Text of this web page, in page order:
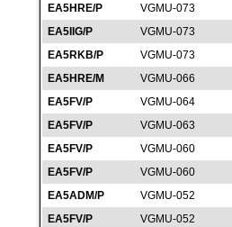
EA5HRE/P
VGMU-073
EA5IIG/P
VGMU-073
EA5RKB/P
VGMU-073
EA5HRE/M
VGMU-066
EA5FV/P
VGMU-064
EA5FV/P
VGMU-063
EA5FV/P
VGMU-060
EA5FV/P
VGMU-060
EA5ADM/P
VGMU-052
EA5FV/P
VGMU-052